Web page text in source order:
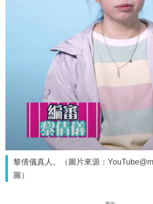
黎倩儀真人。（圖片來源：
圖）